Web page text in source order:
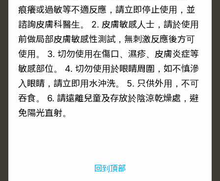
痕癢或過敏等不適反應，請立即停止使用，並
諮詢皮膚科醫生。 2. 皮膚敏感人士，請於使用
前做局部皮膚敏感性測試，無刺激反應後方可
使用。 3. 切勿使用在傷口、濕疹、皮膚炎症等
敏感部位。 4. 切勿使用於眼睛周圍，如不慎滲
入眼睛，請立即用水沖洗。 5. 只供外用，不可
吞食。 6. 請遠離兒童及存放於陰涼乾燥處，避
免陽光直射。
回到頂部